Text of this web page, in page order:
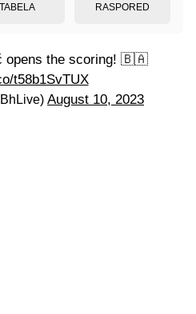
TABELA RASPORED
opens the scoring! 🇧🇦
t58b1SvTUX
August 10, 2023